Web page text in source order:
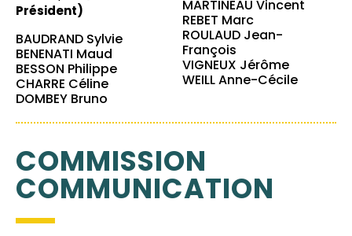
Président)
BAUDRAND Sylvie
BENENATI Maud
BESSON Philippe
CHARRE Céline
DOMBEY Bruno
MARTINEAU Vincent
REBET Marc
ROULAUD Jean-
François
VIGNEUX Jérôme
WEILL Anne-Cécile
COMMISSION
COMMUNICATION